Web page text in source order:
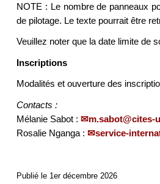
NOTE : Le nombre de panneaux
de pilotage. Le texte pourrait être
Veuillez noter que la date limite de
Inscriptions
Modalités et ouverture des
Contacts :
Mélanie Sabot :
m.sabot@cites-
Rosalie Nganga :
service-
Publié le 1er décembre 2026